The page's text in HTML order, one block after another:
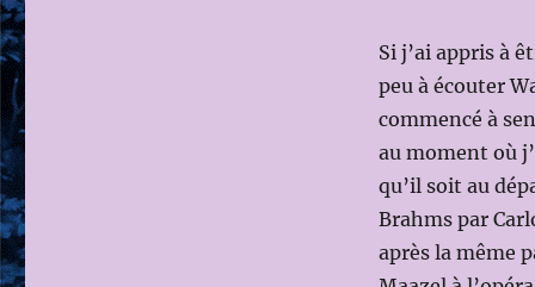
Si j’ai appris à
peu à écouter
commencé à
au moment où
qu’il soit au
Brahms par
après la même